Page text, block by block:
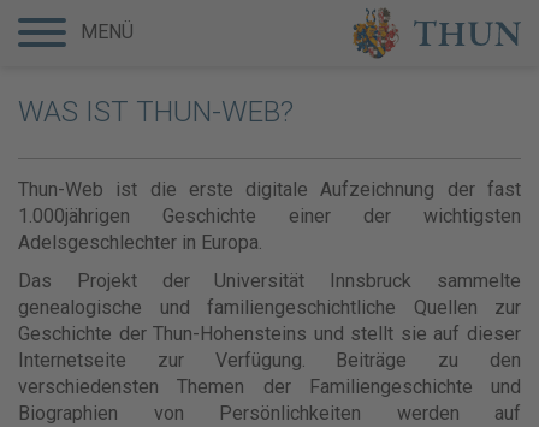
WAS IST THUN-WEB?
Thun-Web ist die erste digitale Aufzeichnung der fast
1.000jährigen Geschichte einer der wichtigsten
Adelsgeschlechter in Europa.
Das Projekt der Universität Innsbruck sammelte
genealogische und familiengeschichtliche Quellen zur
Geschichte der Thun-Hohensteins und stellt sie auf dieser
Internetseite zur Verfügung. Beiträge zu den
verschiedensten Themen der Familiengeschichte und
Biographien von Persönlichkeiten werden auf
MENÜ